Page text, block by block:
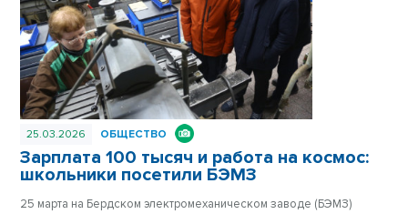
25.03.2026 ОБЩЕСТВО
Зарплата 100 тысяч и работа на космос:
школьники посетили БЭМЗ
25 марта на Бердском электромеханическом заводе (БЭМЗ)